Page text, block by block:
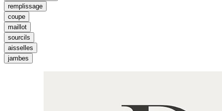
remplissage
coupe
maillot
sourcils
aisselles
jambes